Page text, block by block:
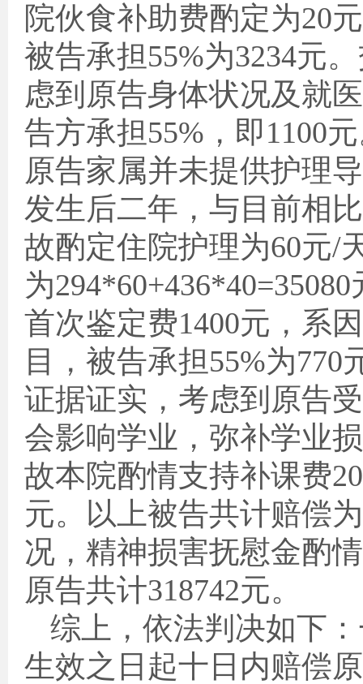
院伙食补助费酌定为20元
被告承担55%为3234元
虑到原告身体状况及就
告方承担55% ，即1100
原告家属并未提供护理
发生后二年，与目前相
故酌定住院护理为60元/
为294*60+436*40=35080
首次鉴定费1400元，系
目，被告承担55%为770
证据证实，考虑到原告
会影响学业，弥补学业
故本院酌情支持补课费
元。以上被告共计赔偿为
况，精神损害抚慰金酌
原告共计318742元。
综上，依法判决如下
生效之日起十日内赔偿